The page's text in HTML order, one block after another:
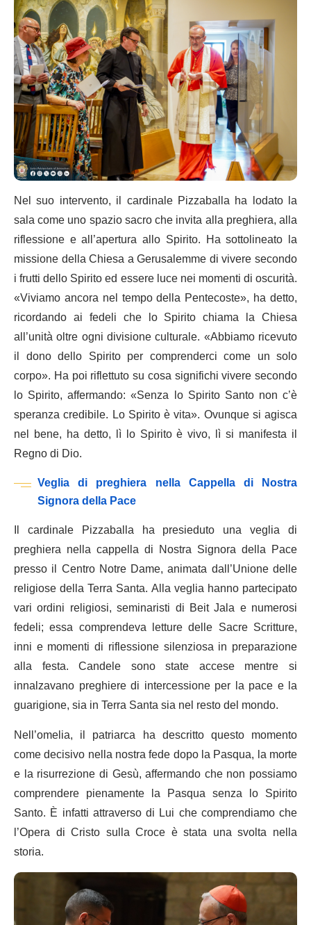
Nel suo intervento, il cardinale Pizzaballa ha lodato la
sala come uno spazio sacro che invita alla preghiera, alla
riflessione e all’apertura allo Spirito. Ha sottolineato la
missione della Chiesa a Gerusalemme di vivere secondo
i frutti dello Spirito ed essere luce nei momenti di oscurità.
«Viviamo ancora nel tempo della Pentecoste», ha detto,
ricordando ai fedeli che lo Spirito chiama la Chiesa
all’unità oltre ogni divisione culturale. «Abbiamo ricevuto
il dono dello Spirito per comprenderci come un solo
corpo». Ha poi riflettuto su cosa significhi vivere secondo
lo Spirito, affermando: «Senza lo Spirito Santo non c’è
speranza credibile. Lo Spirito è vita». Ovunque si agisca
nel bene, ha detto, lì lo Spirito è vivo, lì si manifesta il
Regno di Dio.
Veglia di preghiera nella Cappella di Nostra
Signora della Pace
Il cardinale Pizzaballa ha presieduto una veglia di
preghiera nella cappella di Nostra Signora della Pace
presso il Centro Notre Dame, animata dall’Unione delle
religiose della Terra Santa. Alla veglia hanno partecipato
vari ordini religiosi, seminaristi di Beit Jala e numerosi
fedeli; essa comprendeva letture delle Sacre Scritture,
inni e momenti di riflessione silenziosa in preparazione
alla festa. Candele sono state accese mentre si
innalzavano preghiere di intercessione per la pace e la
guarigione, sia in Terra Santa sia nel resto del mondo.
Nell’omelia, il patriarca ha descritto questo momento
come decisivo nella nostra fede dopo la Pasqua, la morte
e la risurrezione di Gesù, affermando che non possiamo
comprendere pienamente la Pasqua senza lo Spirito
Santo. È infatti attraverso di Lui che comprendiamo che
l’Opera di Cristo sulla Croce è stata una svolta nella
storia.